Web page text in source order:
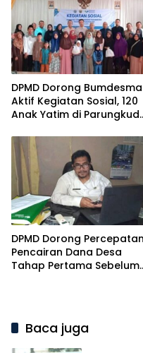
DPMD Dorong Bumdesma
Aktif Kegiatan Sosial, 120
Anak Yatim di
DPMD Dorong Percepatan
Pencairan Dana Desa
Tahap Pertama Sebelum
Baca juga